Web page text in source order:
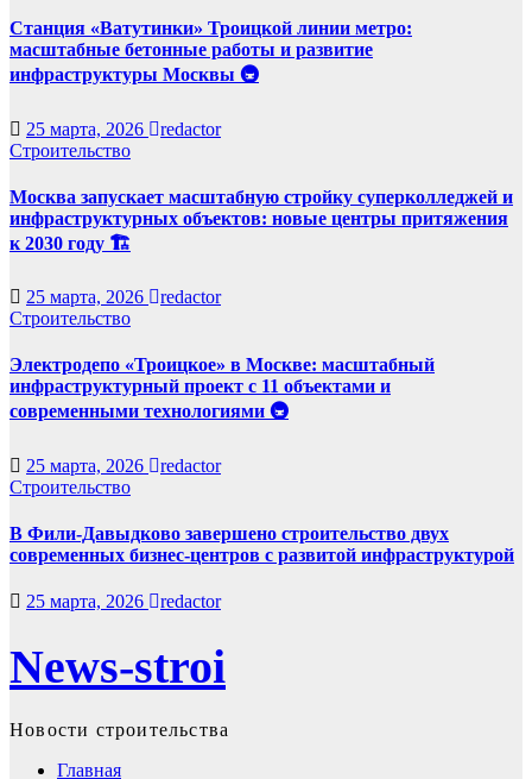
Станция «Ватутинки» Троицкой линии метро:
масштабные бетонные работы и развитие
инфраструктуры Москвы 🚇
25 марта, 2026
redactor
Строительство
Москва запускает масштабную стройку суперколледжей и
инфраструктурных объектов: новые центры притяжения
к 2030 году 🏗️
25 марта, 2026
redactor
Строительство
Электродепо «Троицкое» в Москве: масштабный
инфраструктурный проект с 11 объектами и
современными технологиями 🚇
25 марта, 2026
redactor
Строительство
В Фили-Давыдково завершено строительство двух
современных бизнес-центров с развитой инфраструктурой
25 марта, 2026 redactor
News-stroi
Новости строительства
Главная